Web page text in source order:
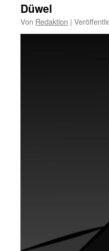
Düwel
Von Redaktion |